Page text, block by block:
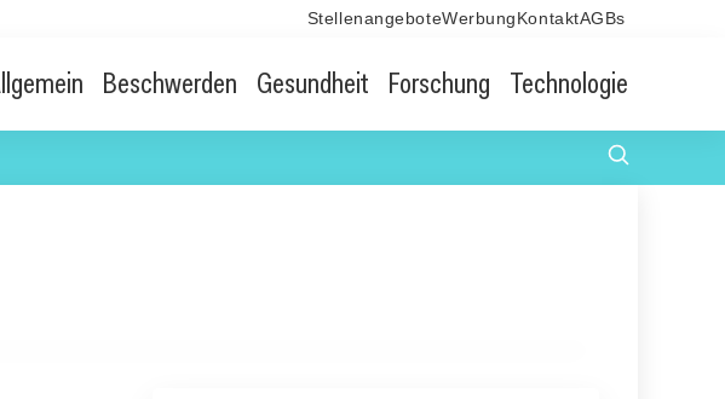
StellenangeboteWerbung KontaktAGBs
Beschwerden Gesundheit Forschung Technologie